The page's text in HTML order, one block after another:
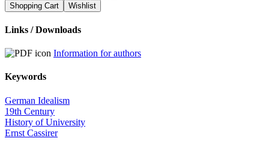
Links / Downloads
Information for authors
Keywords
German Idealism
19th Century
History of University
Ernst Cassirer